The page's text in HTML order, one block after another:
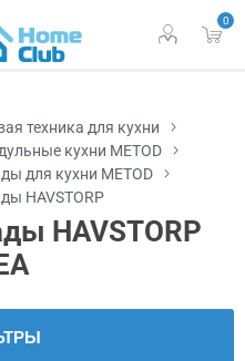
0
техника для кухни
кухни METOD
для кухни METOD
HAVSTORP
HAVSTORP